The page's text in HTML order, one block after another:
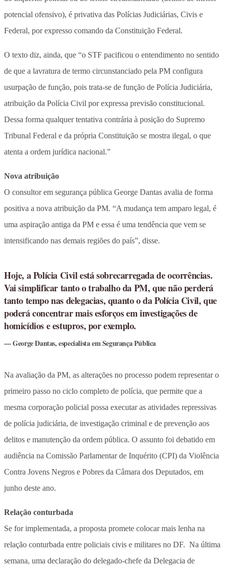
potencial ofensivo), é privativa das Polícias Judiciárias, Civis e
Federal, por expresso comando da Constituição Federal.
O texto diz, ainda, que “o STF pacificou o entendimento no sentido
de que a lavratura de termo circunstanciado pela PM configura
usurpação de função, pois trata-se de função de Polícia Judiciária,
atribuição da Polícia Civil por expressa previsão constitucional.
Dessa forma qualquer tentativa contrária à posição do Supremo
Tribunal Federal e da própria Constituição se mostra ilegal, o que
atenta a ordem jurídica nacional.”
Nova atribuição
O consultor em segurança pública George Dantas avalia de forma
positiva a nova atribuição da PM. “A mudança tem amparo legal, é
uma aspiração antiga da PM e essa é uma tendência que vem se
intensificando nas demais regiões do país”, disse.
Hoje, a Polícia Civil está sobrecarregada de ocorrências.
Vai simplificar tanto o trabalho da PM, que não perderá
tanto tempo nas delegacias, quanto o da Polícia Civil, que
poderá concentrar mais esforços em investigações de
homicídios e estupros, por exemplo.
George Dantas, especialista em Segurança Pública
Na avaliação da PM, as alterações no processo podem representar o
primeiro passo no ciclo completo de polícia, que permite que a
mesma corporação policial possa executar as atividades repressivas
de polícia judiciária, de investigação criminal e de prevenção aos
delitos e manutenção da ordem pública. O assunto foi debatido em
audiência na Comissão Parlamentar de Inquérito (CPI) da Violência
Contra Jovens Negros e Pobres da Câmara dos Deputados, em
junho deste ano.
Relação conturbada
Se for implementada, a proposta promete colocar mais lenha na
relação conturbada entre policiais civis e militares no DF. Na última
semana, uma declaração do delegado-chefe da Delegacia de